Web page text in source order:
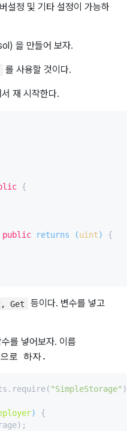
설정 및 기타 설정이 가능하
을 만들어 보자.
를 사용할 것이다.
재 시작한다.
{
public returns (uint)
{
Get
등이다. 변수를 넣고
를 넣어보자. 이름
로 하자.
"SimpleStorage"
) {